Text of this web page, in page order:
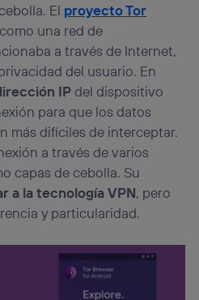
El proyecto Tor
una red de
a través de Internet,
del usuario. En
IPdel dispositivo
para que los datos
más difíciles de interceptar.
a través de varios
capas de cebolla. Su
a la tecnología VPN, pero
y particularidad.